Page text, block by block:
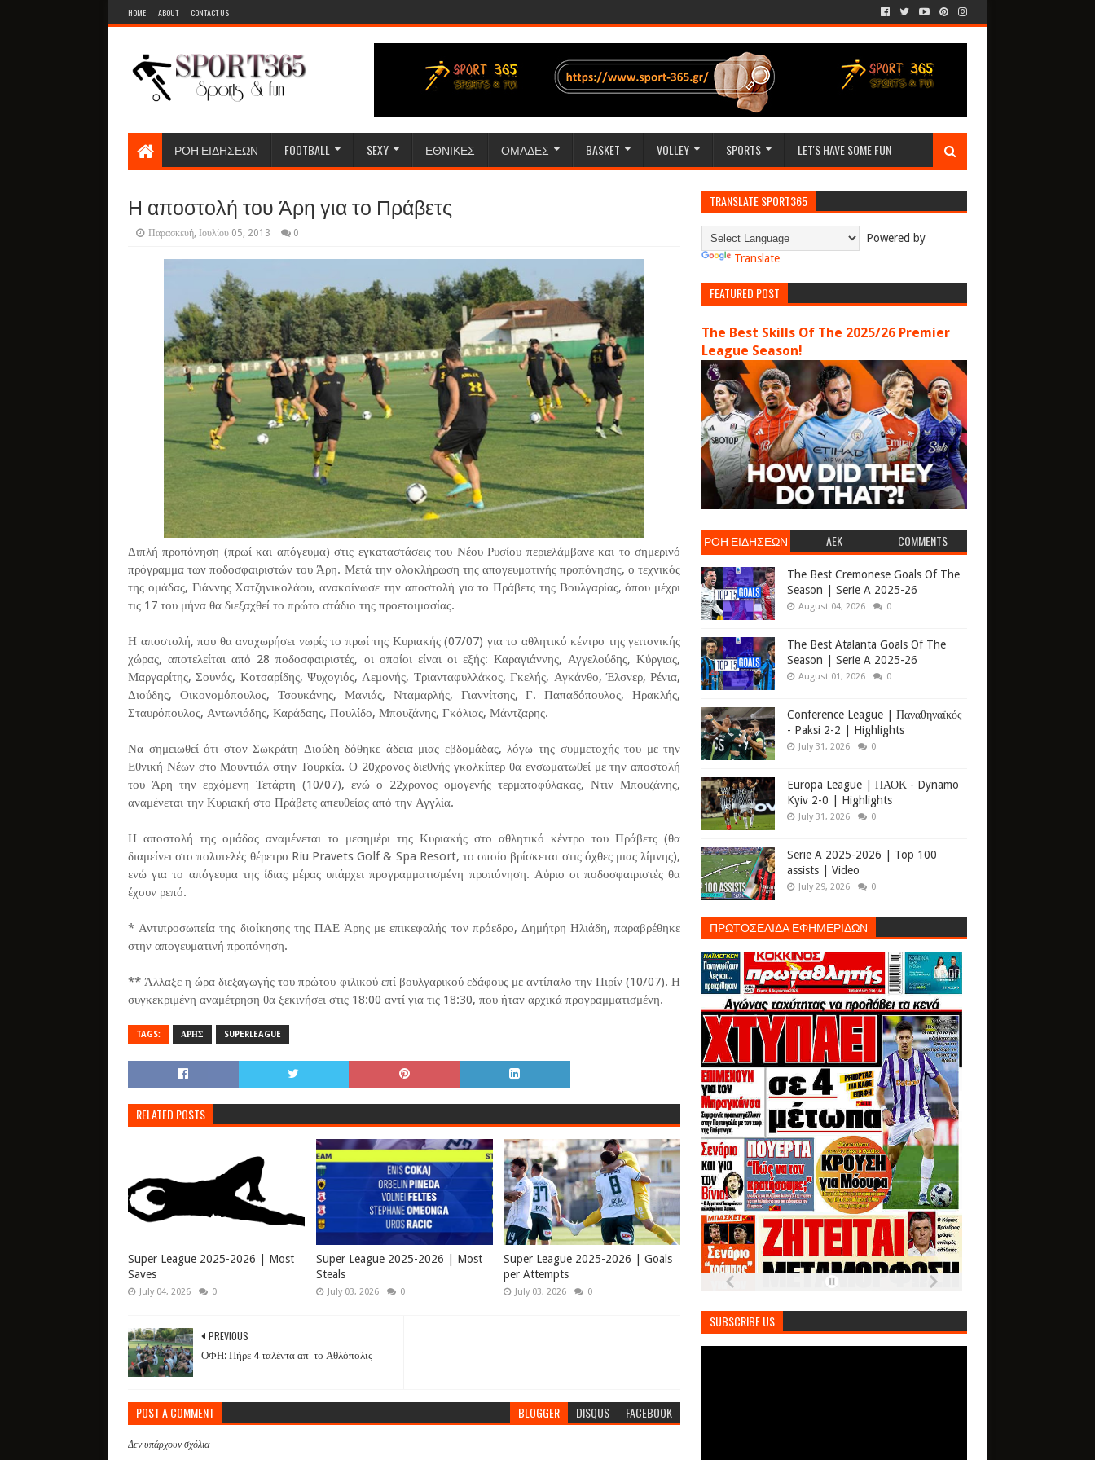
HOME ABOUT CONTACT US
ΡΟΗ ΕΙΔΗΣΕΩΝ FOOTBALL SEXY ΕΘΝΙΚΕΣ ΟΜΑΔΕΣ BASKET VOLLEY SPORTS LET'S HAVE SOME FUN
Η αποστολή του Άρη για το Πράβετς
Παρασκευή, Ιουλίου 05, 2013 0
Διπλή προπόνηση (πρωί και απόγευμα) στις εγκαταστάσεις του Νέου Ρυσίου περιελάμβανε και το σημερινό
πρόγραμμα των ποδοσφαιριστών του Άρη. Μετά την ολοκλήρωση της απογευματινής προπόνησης, ο τεχνικός
της ομάδας, Γιάννης Χατζηνικολάου, ανακοίνωσε την αποστολή για το Πράβετς της Βουλγαρίας, όπου μέχρι
τις 17 του μήνα θα διεξαχθεί το πρώτο στάδιο της προετοιμασίας.
Η αποστολή, που θα αναχωρήσει νωρίς το πρωί της Κυριακής (07/07) για το αθλητικό κέντρο της γειτονικής
χώρας, αποτελείται από 28 ποδοσφαιριστές, οι οποίοι είναι οι εξής: Καραγιάννης, Αγγελούδης, Κύργιας,
Μαργαρίτης, Σουνάς, Κοτσαρίδης, Ψυχογιός, Λεμονής, Τριανταφυλλάκος, Γκελής, Αγκάνθο, Έλσνερ, Ρένια,
Διούδης, Οικονομόπουλος, Τσουκάνης, Μανιάς, Νταμαρλής, Γιαννίτσης, Γ. Παπαδόπουλος, Ηρακλής,
Σταυρόπουλος, Αντωνιάδης, Καράδαης, Πουλίδο, Μπουζάνης, Γκόλιας, Μάντζαρης.
Να σημειωθεί ότι στον Σωκράτη Διούδη δόθηκε άδεια μιας εβδομάδας, λόγω της συμμετοχής του με την
Εθνική Νέων στο Μουντιάλ στην Τουρκία. Ο 20χρονος διεθνής γκολκίπερ θα ενσωματωθεί με την αποστολή
του Άρη την ερχόμενη Τετάρτη (10/07), ενώ ο 22χρονος ομογενής τερματοφύλακας, Ντιν Μπουζάνης,
αναμένεται την Κυριακή στο Πράβετς απευθείας από την Αγγλία.
Η αποστολή της ομάδας αναμένεται το μεσημέρι της Κυριακής στο αθλητικό κέντρο του Πράβετς (θα
διαμείνει στο πολυτελές θέρετρο Riu Pravets Golf & Spa Resort, το οποίο βρίσκεται στις όχθες μιας λίμνης),
ενώ για το απόγευμα της ίδιας μέρας υπάρχει προγραμματισμένη προπόνηση. Αύριο οι ποδοσφαιριστές θα
έχουν ρεπό.
* Αντιπροσωπεία της διοίκησης της ΠΑΕ Άρης με επικεφαλής τον πρόεδρο, Δημήτρη Ηλιάδη, παραβρέθηκε
στην απογευματινή προπόνηση.
** Άλλαξε η ώρα διεξαγωγής του πρώτου φιλικού επί βουλγαρικού εδάφους με αντίπαλο την Πιρίν (10/07). Η
συγκεκριμένη αναμέτρηση θα ξεκινήσει στις 18:00 αντί για τις 18:30, που ήταν αρχικά προγραμματισμένη.
TAGS: ΑΡΗΣ SUPERLEAGUE
RELATED POSTS
Super League 2025-2026 | Most
Saves
July 04, 2026 0
Super League 2025-2026 | Most
Steals
July 03, 2026 0
Super League 2025-2026 | Goals
per Attempts
July 03, 2026 0
PREVIOUS
ΟΦΗ: Πήρε 4 ταλέντα απ' το Αθλόπολις
POST A COMMENT BLOGGER DISQUS FACEBOOK
Δεν υπάρχουν σχόλια
TRANSLATE SPORT365
Powered by
Translate
FEATURED POST
The Best Skills Of The 2025/26 Premier
League Season!
ΡΟΗ ΕΙΔΗΣΕΩΝ AEK COMMENTS
The Best Cremonese Goals Of The
Season | Serie A 2025-26
August 04, 2026 0
The Best Atalanta Goals Of The
Season | Serie A 2025-26
August 01, 2026 0
Conference League | Παναθηναϊκός
- Paksi 2-2 | Highlights
July 31, 2026 0
Europa League | ΠΑΟΚ - Dynamo
Kyiv 2-0 | Highlights
July 31, 2026 0
Serie A 2025-2026 | Top 100
assists | Video
July 29, 2026 0
ΠΡΩΤΟΣΕΛΙΔΑ ΕΦΗΜΕΡΙΔΩΝ
SUBSCRIBE US